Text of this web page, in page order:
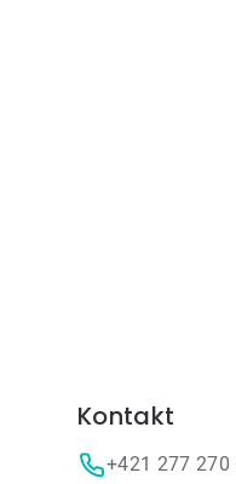
Kontakt
+421 277 270